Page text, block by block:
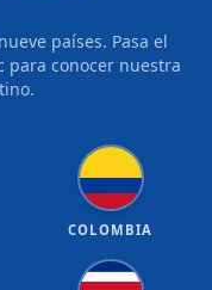
países. Pasa el
para conocer nuestra
COLOMBIA